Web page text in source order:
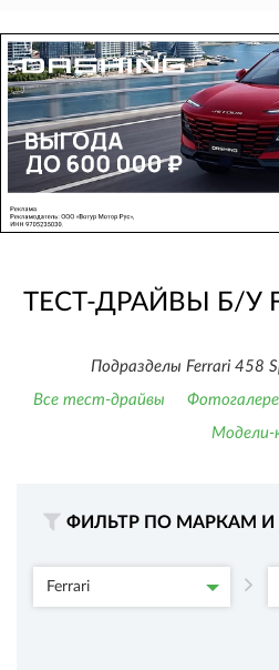
меню
ТЕСТ-ДРАЙВЫ Б/У
Подразделы Ferrari 458
Все тест-драйвы
Модели-
ФИЛЬТР ПО МАРКАМ
Ferrari